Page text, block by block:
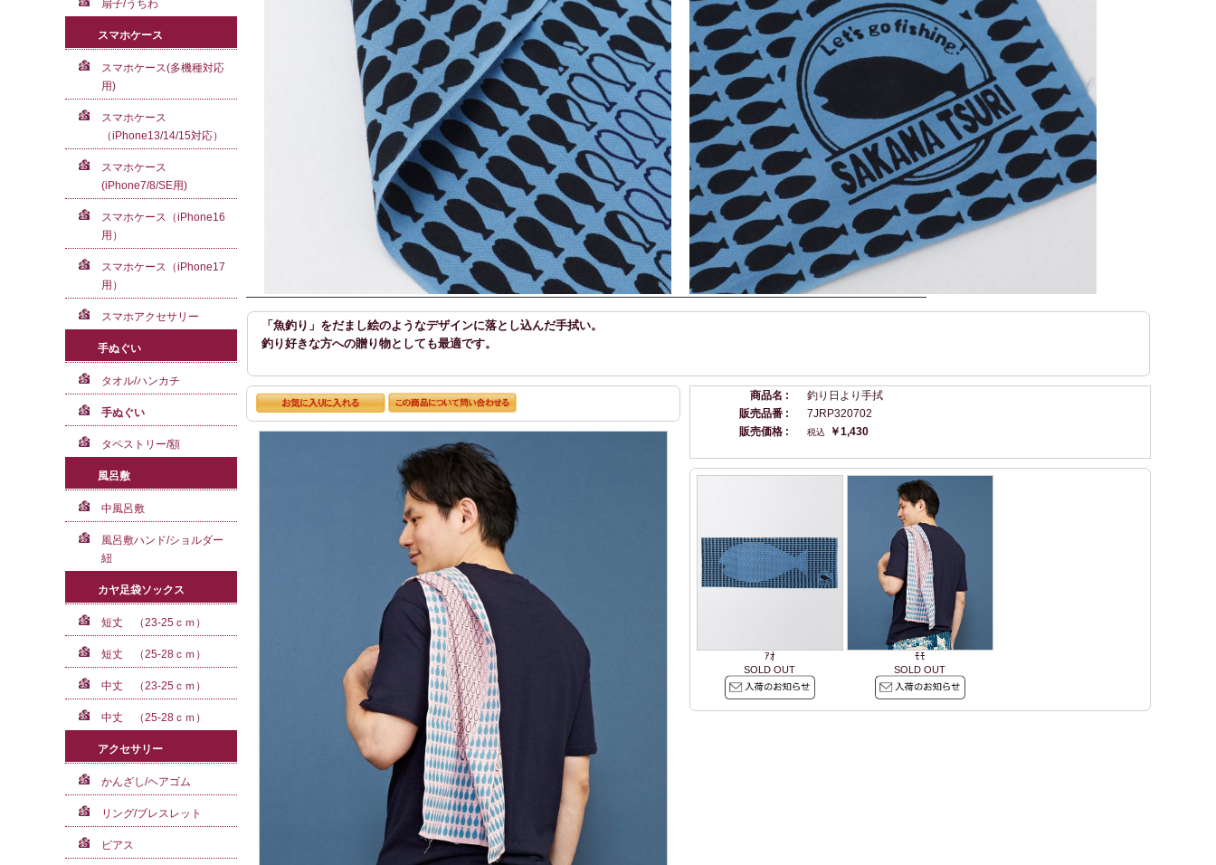
「魚釣り」をだまし絵のようなデザインに落とし込んだ手拭い。
釣り好きな方への贈り物としても最適です。
商品名 :
釣り日より手拭
販売品番 :
7JRP320702
販売価格 :
￥1,430
ｱｵ
SOLD OUT
ﾓﾓ
SOLD OUT
扇子/うちわ
スマホケース
スマホケース(多機種対応
用)
スマホケース
（iPhone13/14/15対応）
スマホケース
(iPhone7/8/SE用)
スマホケース（iPhone16
用）
スマホケース（iPhone17
用）
スマホアクセサリー
手ぬぐい
タオル/ハンカチ
手ぬぐい
タペストリー/額
風呂敷
中風呂敷
風呂敷ハンド/ショルダー
紐
カヤ足袋ソックス
短丈 （23-25ｃｍ）
短丈 （25-28ｃｍ）
中丈 （23-25ｃｍ）
中丈 （25-28ｃｍ）
アクセサリー
かんざし/ヘアゴム
リング/ブレスレット
ピアス